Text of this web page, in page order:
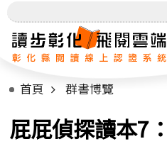
首頁 群書博覽
屁屁偵探讀本7